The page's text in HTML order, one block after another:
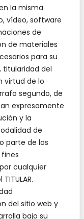
la misma
vídeo, software
de
de materiales
para su
titularidad del
virtud de lo
segundo, de
expresamente
y la
de
parte de los
cualquier
del sitio web y
bajo su